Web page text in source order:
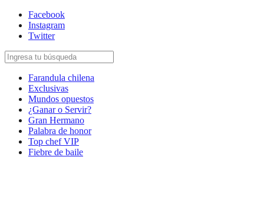
Facebook
Instagram
Twitter
Farandula chilena
Exclusivas
Mundos opuestos
¿Ganar o Servir?
Gran Hermano
Palabra de honor
Top chef VIP
Fiebre de baile